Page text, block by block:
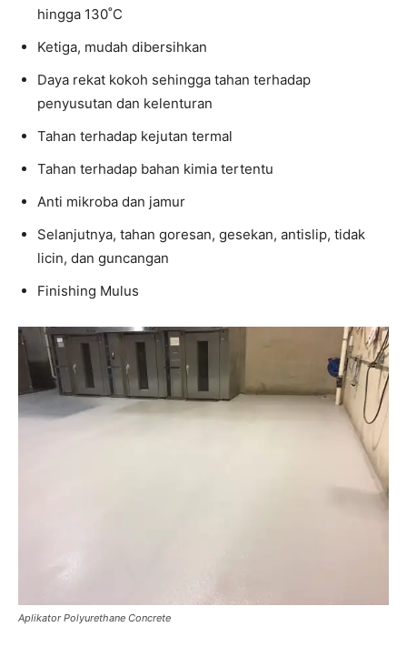
hingga 130˚C
Ketiga, mudah dibersihkan
Daya rekat kokoh sehingga tahan terhadap
penyusutan dan kelenturan
Tahan terhadap kejutan termal
Tahan terhadap bahan kimia tertentu
Anti mikroba dan jamur
Selanjutnya, tahan goresan, gesekan, antislip, tidak
licin, dan guncangan
Finishing Mulus
Aplikator Polyurethane Concrete